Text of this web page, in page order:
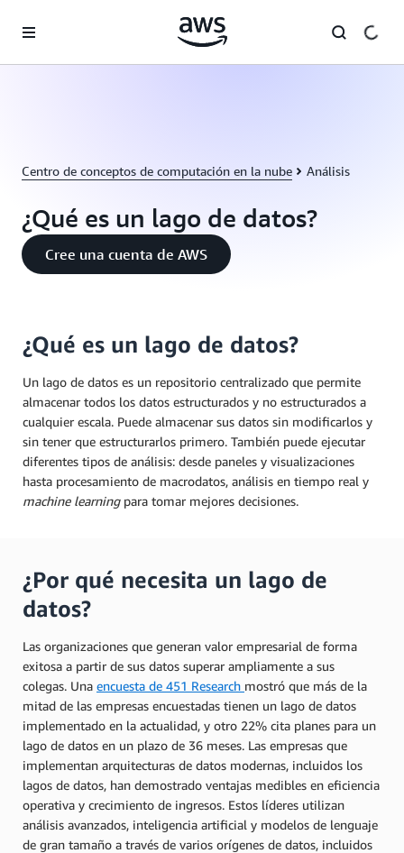
Centro de conceptos de computación en la nube Análisis
¿Qué es un lago de datos?
Cree una cuenta de AWS
¿Qué es un lago de datos?
Un lago de datos es un repositorio centralizado que permite
almacenar todos los datos estructurados y no estructurados a
cualquier escala. Puede almacenar sus datos sin modificarlos y
sin tener que estructurarlos primero. También puede ejecutar
diferentes tipos de análisis: desde paneles y visualizaciones
hasta procesamiento de macrodatos, análisis en tiempo real y
machine learningpara tomar mejores decisiones.
¿Por qué necesita un lago de
datos?
Las organizaciones que generan valor empresarial de forma
exitosa a partir de sus datos superar ampliamente a sus
colegas. Una encuesta de 451 Research mostró que más de la
mitad de las empresas encuestadas tienen un lago de datos
implementado en la actualidad, y otro 22% cita planes para un
lago de datos en un plazo de 36 meses. Las empresas que
implementan arquitecturas de datos modernas, incluidos los
lagos de datos, han demostrado ventajas medibles en eficiencia
operativa y crecimiento de ingresos. Estos líderes utilizan
análisis avanzados, inteligencia artificial y modelos de lenguaje
de gran tamaño a través de varios orígenes de datos, incluidos